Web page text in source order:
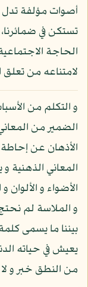
أصوات مؤلفة تدل
تستكن في
الحاجة
لامتناعه من
و التكلم من
الضمير من
الأذهان عن
المعاني الذهنية و
الأضواء و
و الملاسة لم
بيننا ما يسمى
يعيش في حياته
من النطق خبر و